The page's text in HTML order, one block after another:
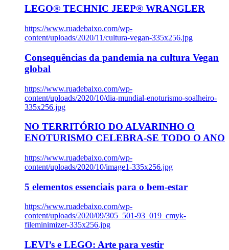
LEGO® TECHNIC JEEP® WRANGLER
https://www.ruadebaixo.com/wp-
content/uploads/2020/11/cultura-vegan-335x256.jpg
Consequências da pandemia na cultura Vegan
global
https://www.ruadebaixo.com/wp-
content/uploads/2020/10/dia-mundial-enoturismo-soalheiro-
335x256.jpg
NO TERRITÓRIO DO ALVARINHO O
ENOTURISMO CELEBRA-SE TODO O ANO
https://www.ruadebaixo.com/wp-
content/uploads/2020/10/image1-335x256.jpg
5 elementos essenciais para o bem-estar
https://www.ruadebaixo.com/wp-
content/uploads/2020/09/305_501-93_019_cmyk-
fileminimizer-335x256.jpg
LEVI’s e LEGO: Arte para vestir